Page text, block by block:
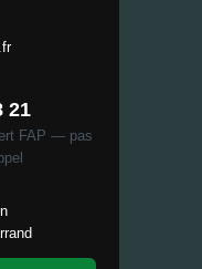
21
FAP — pas